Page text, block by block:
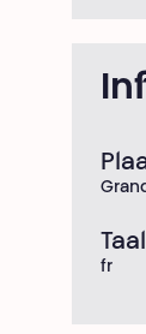
Taal
fr